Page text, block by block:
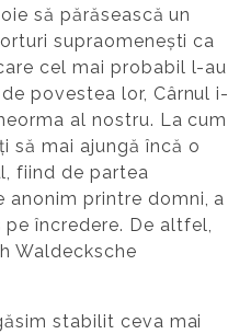
să părăsească un
supraomenești ca
cel mai probabil l-au
povestea lor, Cârnul i-
al nostru. La cum
să mai ajungă încă o
fiind de partea
anonim printre domni, a
încredere. De altfel,
Waldecksche
stabilit ceva mai